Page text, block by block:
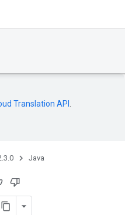
Translation API
Java